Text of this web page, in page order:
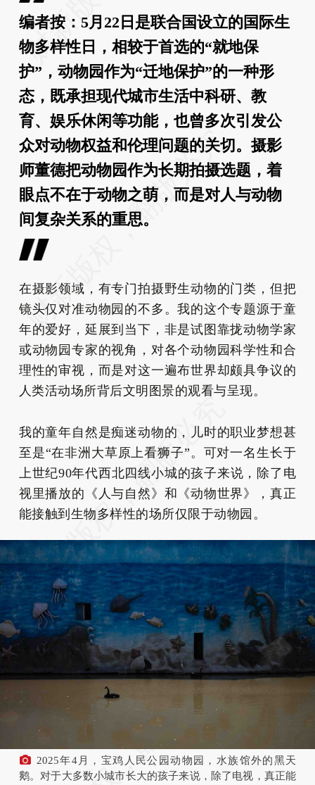
编者按：5月22日是联合国设立的国际生
物多样性日，相较于首选的“就地保
护”，动物园作为“迁地保护”的一种形
态，既承担现代城市生活中科研、教
育、娱乐休闲等功能，也曾多次引发公
众对动物权益和伦理问题的关切。摄影
师董德把动物园作为长期拍摄选题，着
眼点不在于动物之萌，而是对人与动物
间复杂关系的重思。
在摄影领域，有专门拍摄野生动物的门类，但把
镜头仅对准动物园的不多。我的这个专题源于童
年的爱好，延展到当下，非是试图靠拢动物学家
或动物园专家的视角，对各个动物园科学性和合
理性的审视，而是对这一遍布世界却颇具争议的
人类活动场所背后文明图景的观看与呈现。
我的童年自然是痴迷动物的，儿时的职业梦想甚
至是“在非洲大草原上看狮子”。可对一名生长于
上世纪90年代西北四线小城的孩子来说，除了电
视里播放的《人与自然》和《动物世界》，真正
能接触到生物多样性的场所仅限于动物园。
2025年4月，宝鸡人民公园动物园，水族馆外的黑天
鹅。对于大多数小城市长大的孩子来说，除了电视，真正能